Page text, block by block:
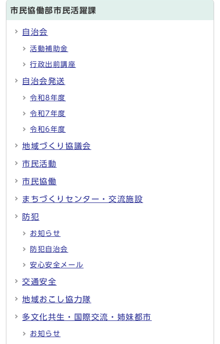
市民協働部市民活躍課
自治会
活動補助金
行政出前講座
自治会発送
令和8年度
令和7年度
令和6年度
地域づくり協議会
市民活動
市民協働
まちづくりセンター・交流施設
防犯
お知らせ
防犯自治会
安心安全メール
交通安全
地域おこし協力隊
多文化共生・国際交流・姉妹都市
お知らせ